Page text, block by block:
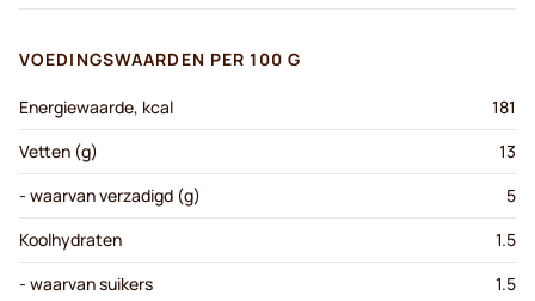
VOEDINGSWAARDEN PER 100 G
Energiewaarde, kcal
181
Vetten (g)
13
- waarvan verzadigd (g)
5
Koolhydraten
1.5
- waarvan suikers
1.5